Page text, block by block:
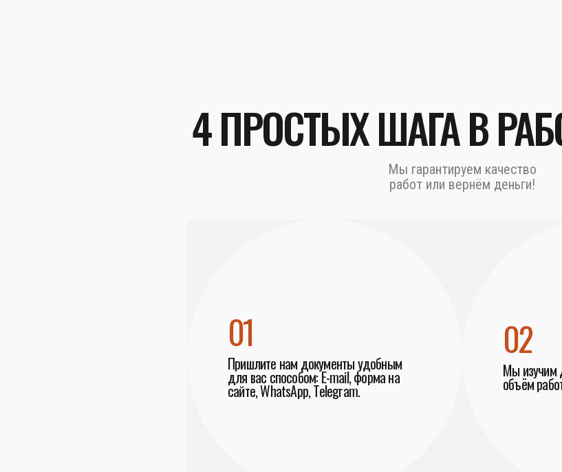
4 ПРОСТЫХ ШАГА В
Мы гарантируем качество
работ или вернём деньги!
01
Пришлите нам документы удобным
для вас способом: E-mail, форма на
сайте, WhatsApp, Telegram.
02
Мы изучим
объём